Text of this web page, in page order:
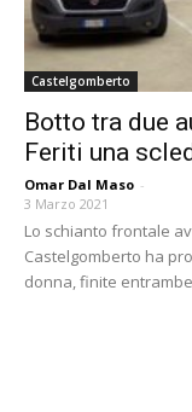
Castelgomberto
Botto tra due
Feriti una
Omar Dal Maso -
3 Marzo 2021
Lo schianto frontale
Castelgomberto ha
donna, finite